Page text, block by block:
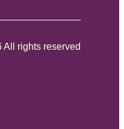
All rights reserved